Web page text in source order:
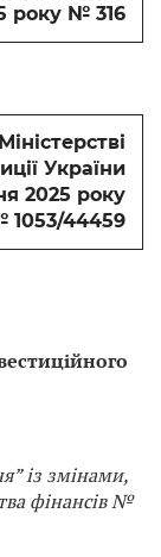
року № 316
України
2025 року
1053/44459
із змінами,
фінансів №